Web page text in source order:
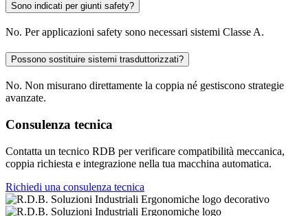
Sono indicati per giunti safety?
No. Per applicazioni safety sono necessari sistemi Classe A.
Possono sostituire sistemi trasduttorizzati?
No. Non misurano direttamente la coppia né gestiscono strategie
avanzate.
Consulenza tecnica
Contatta un tecnico RDB per verificare compatibilità meccanica,
coppia richiesta e integrazione nella tua macchina automatica.
Richiedi una consulenza tecnica